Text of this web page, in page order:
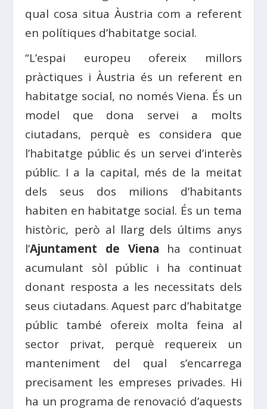
qual cosa situa Àustria com a referent
en polítiques d’habitatge social.
“L’espai europeu ofereix millors
pràctiques iÀustria és un referent en
habitatge social, no només Viena. És un
model que dona servei a molts
ciutadans, perquè es considera que
l’habitatge públic és un servei d’interès
públic. I a la capital, més de la meitat
dels seus dos milions d’habitants
habiten en habitatge social. És un tema
històric, però al llarg dels últims anys
l’Ajuntament de Viena ha continuat
acumulant sòl públic i ha continuat
donant resposta a les necessitats dels
seus ciutadans. Aquest parc d’habitatge
públic també ofereix molta feina al
sector privat, perquè requereix un
manteniment del qual s’encarrega
precisament les empreses privades. Hi
ha un programa de renovació d’aquests